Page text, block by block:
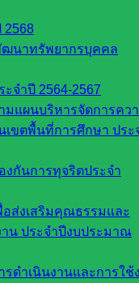
2568
ฒนาทรัพยากรบุคคล
จำปี 2564-2567
มแผนบริหารจัดการคว
เขตพื้นที่การศึกษา ประ
งกันการทุจริตประจำ
อส่งเสริมคุณธรรมและ
น ประจำปีงบประมาณ
ดำเนินงานและการใช้